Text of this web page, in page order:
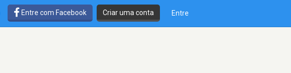
Entre com Facebook Criar uma conta Entre